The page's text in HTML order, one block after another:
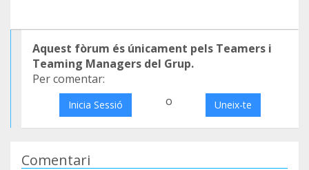
Aquest fòrum és únicament pels Teamers i
Teaming Managers del Grup.
Per comentar:
Inicia Sessió o Uneix-te
Comentari